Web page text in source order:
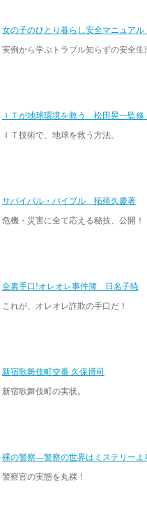
女の子のひとり暮らし安全マニュ
実例から学ぶトラブル知らずの安全生
ＩＴが地球環境を救う 松田晃一監
ＩＴ技術で、地球を救う方法。
サバイバル・バイブル 拓殖久慶著
危機・災害に全て応える秘技、公開！
全裏手口!オレオレ事件簿 日名子暁
これが、オレオレ詐欺の手口だ！
新宿歌舞伎町交番 久保博司
新宿歌舞伎町の実状。
裸の警察―警察の世界はミステリー
警察官の実態を丸裸！